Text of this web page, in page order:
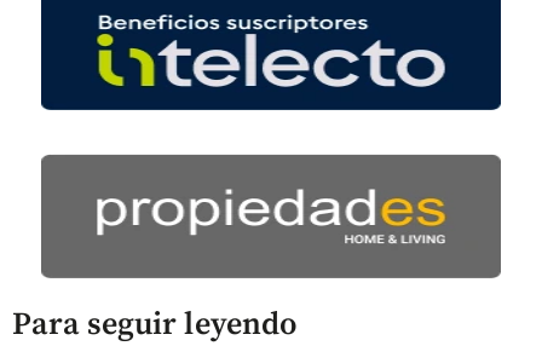
Para seguir leyendo